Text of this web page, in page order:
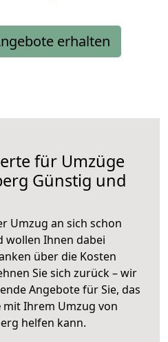
erhalten
für Umzüge
Günstig und
Umzug an sich schon
wollen Ihnen dabei
über die Kosten
Sie sich zurück – wir
Angebote für Sie, das
mit Ihrem Umzug von
helfen kann.